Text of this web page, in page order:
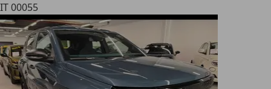
IT 00055